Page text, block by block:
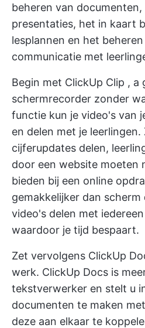
beheren van
presentaties, het in kaart
lesplannen en het
communicatie met
Begin met ClickUp Clip , a
schermrecorder zonder
functie kun je video's van
en delen met je
cijferupdates delen,
door een website moeten
bieden bij een online
gemakkelijker dan
video's delen met
waardoor je tijd bespaart.
Zet vervolgens ClickUp
werk. ClickUp Docs is
tekstverwerker en stelt u
documenten te maken
deze aan elkaar te